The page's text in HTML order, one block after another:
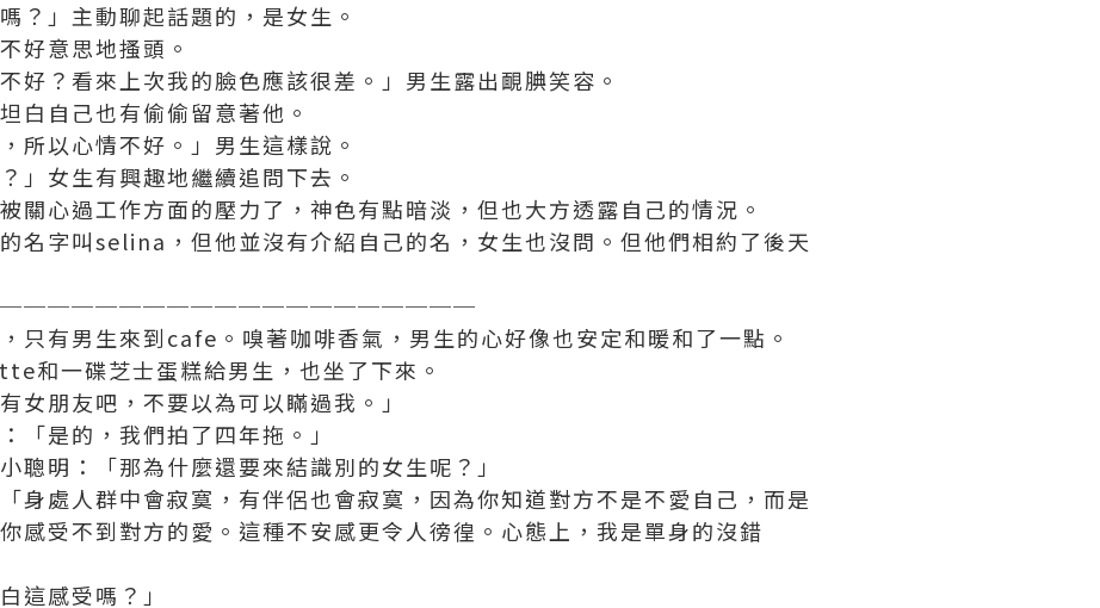
？」主動聊起話題的，是女生。
好意思地搔頭。
好？看來上次我的臉色應該很差。」男生露出靦腆笑容。
白自己也有偷偷留意著他。
所以心情不好。」男生這樣說。
」女生有興趣地繼續追問下去。
關心過工作方面的壓力了，神色有點暗淡，但也大方透露自己的情況。
名字叫selina，但他並沒有介紹自己的名，女生也沒問。但他們相約了後天
只有男生來到cafe。嗅著咖啡香氣，男生的心好像也安定和暖和了一點。
和一碟芝士蛋糕給男生，也坐了下來。
女朋友吧，不要以為可以瞞過我。」
「是的，我們拍了四年拖。」
聰明：「那為什麼還要來結識別的女生呢？」
身處人群中會寂寞，有伴侶也會寂寞，因為你知道對方不是不愛自己，而是
感受不到對方的愛。這種不安感更令人徬徨。心態上，我是單身的沒錯
這感受嗎？」